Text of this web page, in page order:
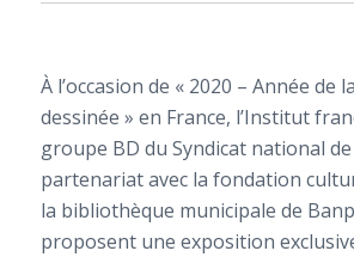
À l’occasion de « 2020 – Année de
dessinée » en France, l’Institut
groupe BD du Syndicat national de
partenariat avec la fondation
la bibliothèque municipale de
proposent une exposition